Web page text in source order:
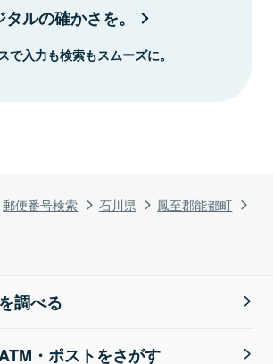
郵便番号検索 石川県
鳳至郡能都町
ルの確かさを。
で入力も検索もスムーズに。
調べる
・ポストをさがす